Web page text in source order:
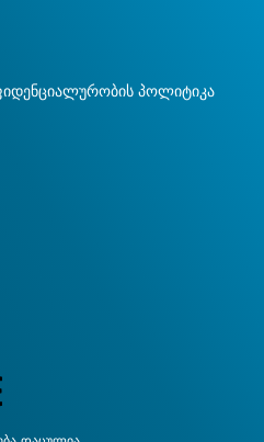
პოლიტიკა